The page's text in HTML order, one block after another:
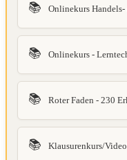
📚 Onlinekurs Handels-
📚 Onlinekurs -
📚 Roter Faden - 230
📚 Klausurenkurs/